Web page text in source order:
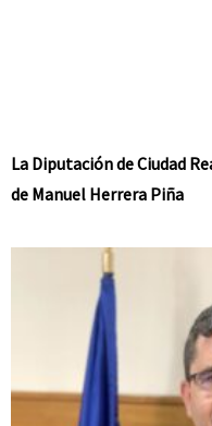
La Diputación de Ciudad
de Manuel Herrera Piña